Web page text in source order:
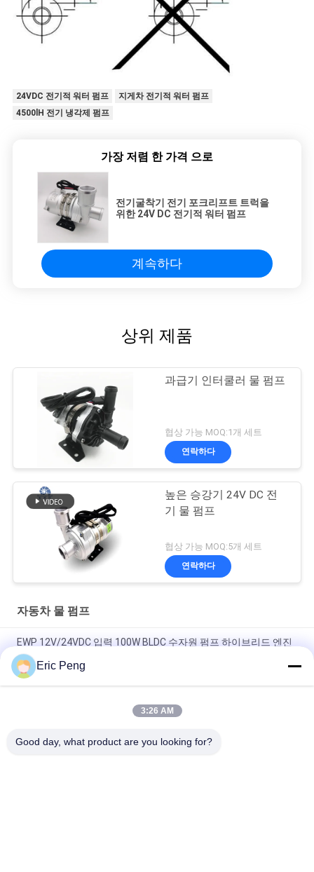
24VDC 전기적 워터 펌프
지게차 전기적 워터 펌프
4500lH 전기 냉각제 펌프
가장 저렴 한 가격 으로
전기굴착기 전기 포크리프트 트럭을
위한 24V DC 전기적 워터 펌프
계속하다
상위 제품
과급기 인터쿨러 물 펌프
협상 가능 MOQ:1개 세트
연락하다
높은 승강기 24V DC 전
기 물 펌프
협상 가능 MOQ:5개 세트
연락하다
자동차 물 펌프
EWP 12V/24VDC 입력 100W BLDC 수자원 펌프 하이브리드 엔진
시스템
전기 차량 하이브리드 버스 PHEV 냉각 시스템을 위한 24VDC 자동
Eric Peng
3:26 AM
Good day, what product are you looking for?